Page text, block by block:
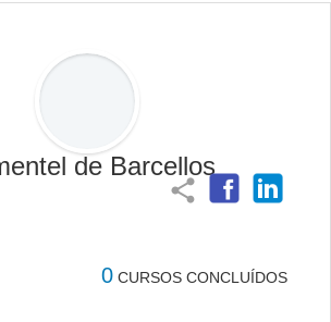
de Barcellos
share
0 CURSOS CONCLUÍDOS